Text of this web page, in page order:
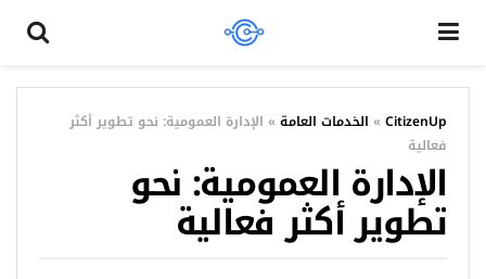
CitizenUp
» الخدمات العامة » الإدارة العمومية: نحو تطوير أكثر
فعالية
الإدارة العمومية: نحو
تطوير أكثر فعالية